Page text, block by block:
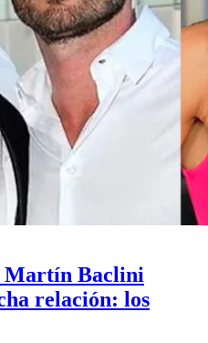
Martín Baclini
relación: los